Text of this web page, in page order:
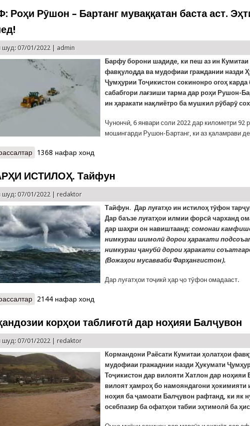
Роҳи Рӯшон – Бартанг муваққатан баста аст.
шуд: 07/01/2022 | admin
Барфу борони шадиде, ки пеш аз ин Кумитаи
фавқулодда ва мудофиаи граждании назди
Ҷумҳурии Тоҷикистон сокинонро огоҳ карда
сабабгори лағзиши тарма дар роҳи Рушон-
ин ҳаракати нақлиётро ба мушкил рӯбарӯ
Чунончӣ, 6 январи соли 2022 дар километри 92
мошингарди Рушон-Бартанг, ки аз қаламрави
о КҲФ: Роҳи Рӯшон – Бартанг муваққатан баста аст. Эҳтиёт кунед!
1368 нафар хонд
ИСТИЛОҲ. Тайфун
шуд: 07/01/2022 |redaktor
Тайфун. Дар луғатҳо ин истилоҳ тӯфон
Дар баъзе луғатҳои илмии форсӣ чарханд
дар шаҳри он навиштаанд:сомонаи
нимкураи шимолӣ дорои ҳаракати
нимкураи ҷанубӣ дорои ҳаракати
(Вожаҳои мусавваби Фарҳангистон).
Дар луғатҳои тоҷикӣ ҳар ҷо тӯфон омадааст.
о ШАРҲИ ИСТИЛОҲ. Тайфун
2144 нафар хонд
корҳои таблиғотӣ дар ноҳияи Балҷувон
шуд: 07/01/2022 |redaktor
Кормандони Раёсати Кумитаи ҳолатҳои
мудофиаи гражаднии назди Ҳукумати
Тоҷикистон дар вилояти Хатлон дар ноҳияи
вилоят ҳамроҳ бо намояндагони ҳокимияти
ноҳия ба ҷамоати Балҷувон рафтанд, ки як
осебпазир ба офатҳои табии эҳтимолӣ ба